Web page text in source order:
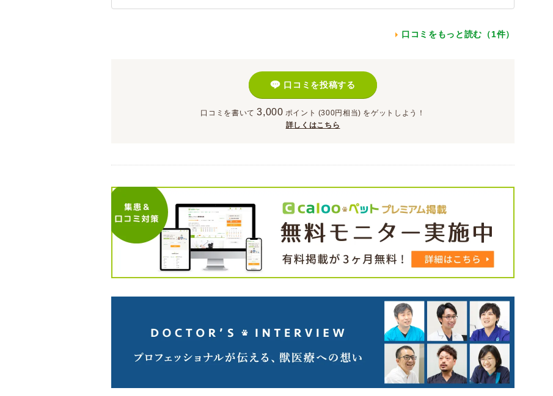
口コミをもっと読む（1件）
口コミを投稿する
口コミを書いて 3,000 ポイント (300円相当) をゲットしよう！
詳しくはこちら